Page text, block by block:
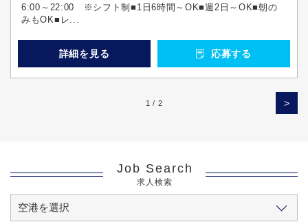
6:00～22:00 ※シフト制■1日6時間～OK■週2日～OK■朝の
みもOK■レ...
詳細を見る 応募する
1 / 2 >
Job Search
求人検索